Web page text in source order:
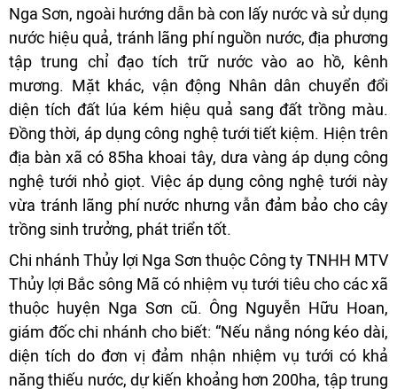
Nga Sơn, ngoài hướng dẫn bà con lấy nước và sử dụng
nước hiệu quả, tránh lãng phí nguồn nước, địa phương
tập trung chỉ đạo tích trữ nước vào ao hồ, kênh
mương. Mặt khác, vận động Nhân dân chuyển đổi
diện tích đất lúa kém hiệu quả sang đất trồng màu.
Đồng thời, áp dụng công nghệ tưới tiết kiệm. Hiện trên
địa bàn xã có 85ha khoai tây, dưa vàng áp dụng công
nghệ tưới nhỏ giọt. Việc áp dụng công nghệ tưới này
vừa tránh lãng phí nước nhưng vẫn đảm bảo cho cây
trồng sinh trưởng, phát triển tốt.
Chi nhánh Thủy lợi Nga Sơn thuộc Công ty TNHH MTV
Thủy lợi Bắc sông Mã có nhiệm vụ tưới tiêu cho các xã
thuộc huyện Nga Sơn cũ. Ông Nguyễn Hữu Hoan,
giám đốc chi nhánh cho biết: “Nếu nắng nóng kéo dài,
diện tích do đơn vị đảm nhận nhiệm vụ tưới có khả
năng thiếu nước, dự kiến khoảng hơn 200ha, tập trung